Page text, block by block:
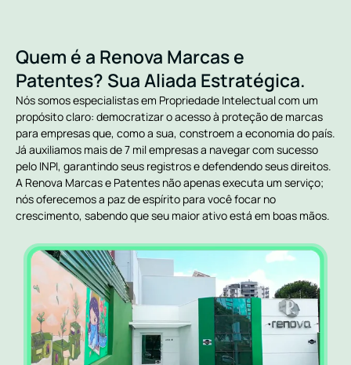
Quem é a Renova Marcas e
Patentes? Sua Aliada Estratégica.
Nós somos especialistas em Propriedade Intelectual com um
propósito claro: democratizar o acesso à proteção de marcas
para empresas que, como a sua, constroem a economia do país.
Já auxiliamos mais de 7 mil empresas a navegar com sucesso
pelo INPI, garantindo seus registros e defendendo seus direitos.
A Renova Marcas e Patentes não apenas executa um serviço;
nós oferecemos a paz de espírito para você focar no
crescimento, sabendo que seu maior ativo está em boas mãos.